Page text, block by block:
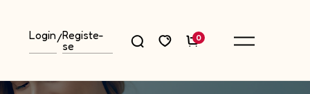
Login/Registe-
se
0